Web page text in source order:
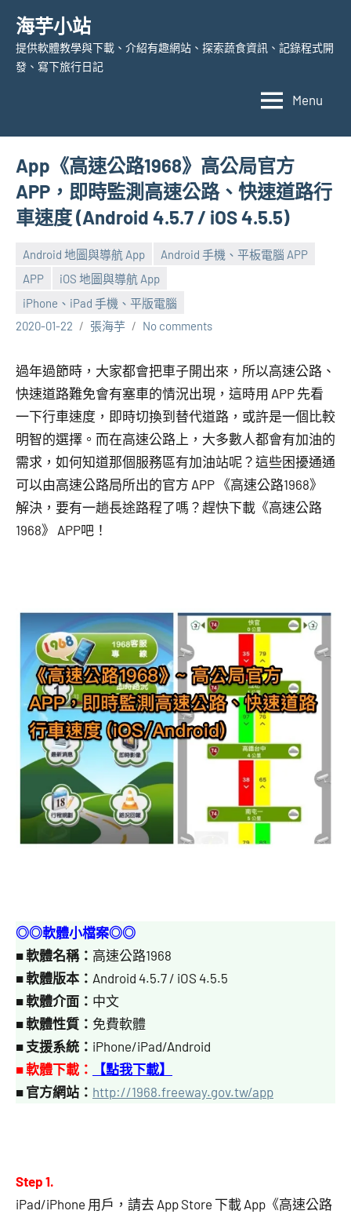
content
海芋小站
提供軟體教學與下載、介紹有趣網站、探索蔬食資訊、記錄程式開
發、寫下旅行日記
Menu
App《高速公路1968》高公局官方
APP，即時監測高速公路、快速道路行
車速度 (Android 4.5.7 / iOS 4.5.5)
Android 地圖與導航 App
Android 手機、平板電腦 APP
APP
iOS 地圖與導航 App
iPhone、iPad 手機、平版電腦
2020-01-22
張海芋 No comments
過年過節時，大家都會把車子開出來，所以高速公路、
快速道路難免會有塞車的情況出現，這時用 APP 先看
一下行車速度，即時切換到替代道路，或許是一個比較
明智的選擇。而在高速公路上，大多數人都會有加油的
需求，如何知道那個服務區有加油站呢？這些困擾通通
可以由高速公路局所出的官方 APP 《高速公路1968》
解決，要有一趟長途路程了嗎？趕快下載《高速公路
1968》 APP吧！
◎◎軟體小檔案◎◎
■軟體名稱： 高速公路1968
■軟體版本： Android 4.5.7 / iOS 4.5.5
■軟體介面： 中文
■軟體性質： 免費軟體
■ 支援系統： iPhone/iPad/Android
■軟體下載：
【點我下載】
■ 官方網站： http://1968.freeway.gov.tw/app
Step 1.
iPad/iPhone 用戶，請去 App Store 下載 App《高速公路